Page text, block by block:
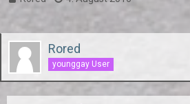
Rored
younggay User